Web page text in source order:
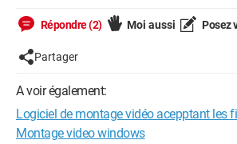
Répondre (2) Moi aussi Posez
Partager
A voir également:
Logiciel de montage vidéo acepptant les
Montage video windows